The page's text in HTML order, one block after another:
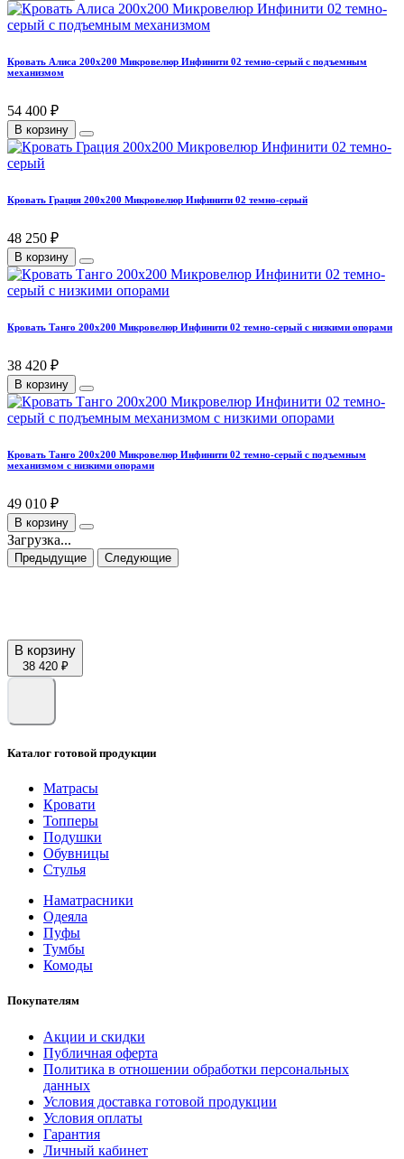
Кровать Алиса 200х200 Микровелюр Инфинити 02 темно-серый с подъемным
механизмом
54 400 ₽
В корзину
Кровать Грация 200х200 Микровелюр Инфинити 02 темно-серый
48 250 ₽
В корзину
Кровать Танго 200х200 Микровелюр Инфинити 02 темно-серый с низкими опорами
38 420 ₽
В корзину
Кровать Танго 200х200 Микровелюр Инфинити 02 темно-серый с подъемным
механизмом с низкими опорами
49 010 ₽
В корзину
Загрузка...
Предыдущие Следующие
В корзину
38 420 ₽
Каталог готовой продукции
Матрасы
Кровати
Топперы
Подушки
Обувницы
Стулья
Наматрасники
Одеяла
Пуфы
Тумбы
Комоды
Покупателям
Акции и скидки
Публичная оферта
Политика в отношении обработки персональных
данных
Условия доставка готовой продукции
Условия оплаты
Гарантия
Личный кабинет